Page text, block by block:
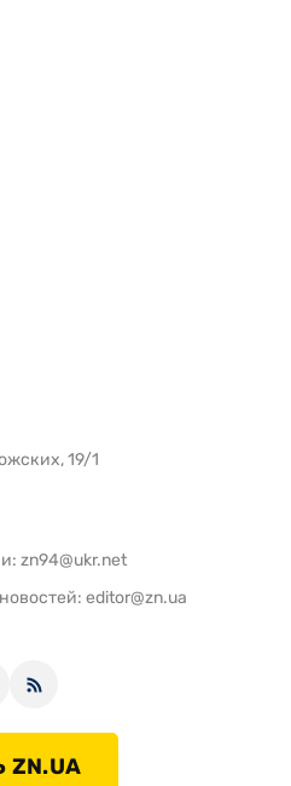
19/1
zn94@ukr.net
editor@zn.ua